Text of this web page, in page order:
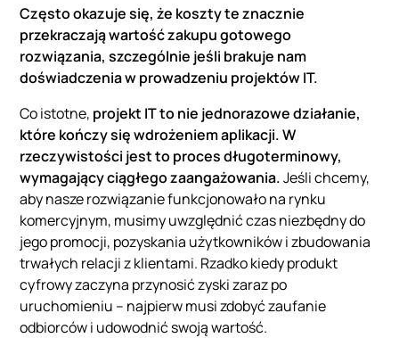
Często okazuje się, że koszty te znacznie
przekraczają wartość zakupu gotowego
rozwiązania, szczególnie jeśli brakuje nam
doświadczenia w prowadzeniu projektów IT.
Co istotne, projekt IT to nie jednorazowe działanie,
które kończy się wdrożeniem aplikacji. W
rzeczywistości jest to proces długoterminowy,
wymagający ciągłego zaangażowania.Jeśli chcemy,
aby nasze rozwiązanie funkcjonowało na rynku
komercyjnym, musimy uwzględnić czas niezbędny do
jego promocji, pozyskania użytkowników i zbudowania
trwałych relacji z klientami. Rzadko kiedy produkt
cyfrowy zaczyna przynosić zyski zaraz po
uruchomieniu – najpierw musi zdobyć zaufanie
odbiorców i udowodnić swoją wartość.